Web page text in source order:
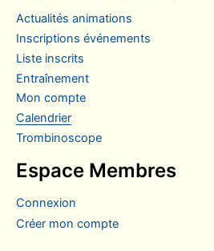
actualités animations
inscriptions événements
liste inscrits
entraînement
mon compte
calendrier
trombinoscope
Espace Membres
Connexion
Créer mon compte